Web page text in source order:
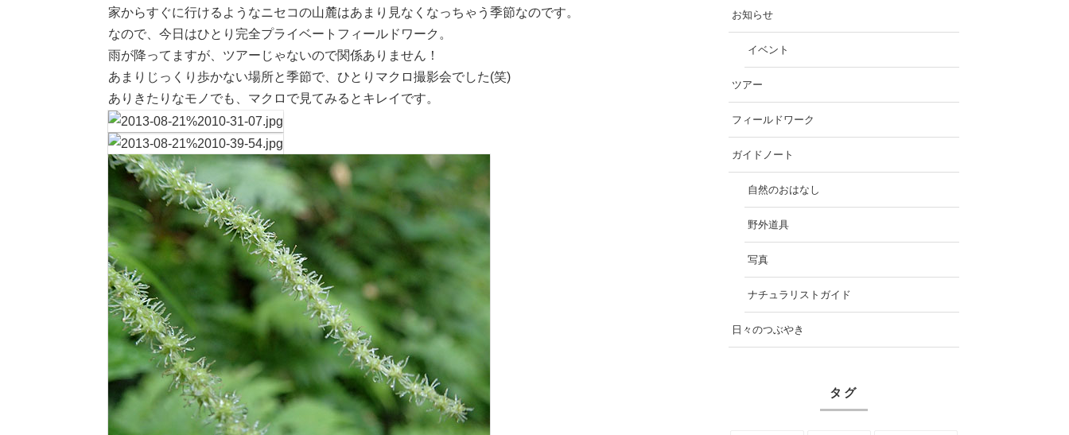
家からすぐに行けるようなニセコの山麓はあまり見なくなっちゃう季節なのです。
なので、今日はひとり完全プライベートフィールドワーク。
雨が降ってますが、ツアーじゃないので関係ありません！
あまりじっくり歩かない場所と季節で、ひとりマクロ撮影会でした(笑)
ありきたりなモノでも、マクロで見てみるとキレイです。
お知らせ
イベント
ツアー
フィールドワーク
ガイドノート
自然のおはなし
野外道具
写真
ナチュラリストガイド
日々のつぶやき
タグ